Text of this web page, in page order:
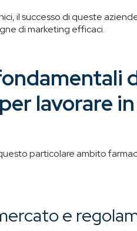
il successo di queste
di marketing efficaci.
lavorare
particolare ambito
e